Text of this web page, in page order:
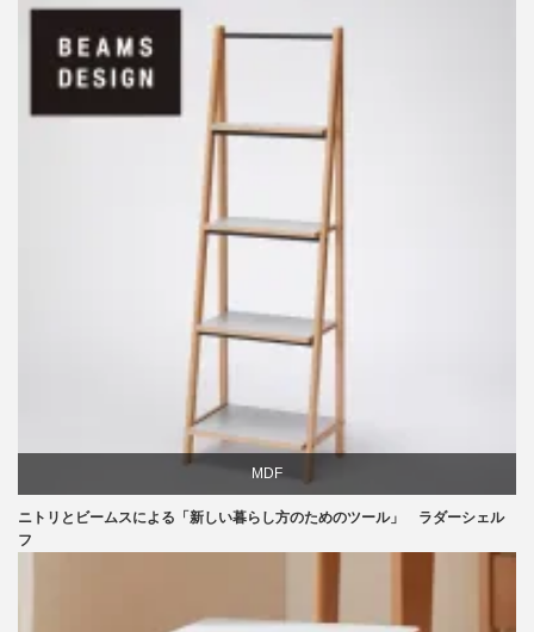
椅子
MDF
ニトリとビームスによる「新しい暮らし方のためのツール」 ラダーシェル
フ